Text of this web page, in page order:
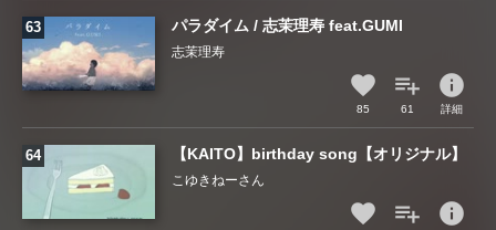
パラダイム / 志茉理寿 feat.GUMI
志茉理寿
85 61
info
詳細
【KAITO】birthday song【オリジナル】
こゆきねーさん
info